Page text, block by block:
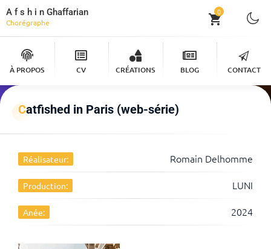
A f s h i n Ghaffarian
Chorégraphe
0
À PROPOS CV CRÉATIONS BLOG CONTACT
Catfished in Paris (web-série)
Réalisateur: Romain Delhomme
Production: LUNI
Anée: 2024